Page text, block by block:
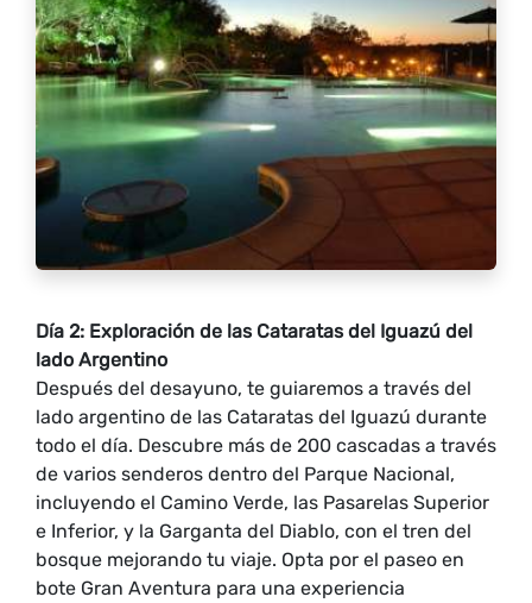
Día 2: Exploración de las Cataratas del Iguazú del
lado Argentino
Después del desayuno, te guiaremos a través del
lado argentino de las Cataratas del Iguazú durante
todo el día. Descubre más de 200 cascadas a través
de varios senderos dentro del Parque Nacional,
incluyendo el Camino Verde, las Pasarelas Superior
e Inferior, y la Garganta del Diablo, con el tren del
bosque mejorando tu viaje. Opta por el paseo en
bote Gran Aventura para una experiencia